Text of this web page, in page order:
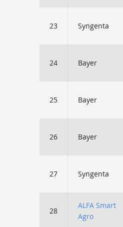
23 Syngenta
24 Bayer
25 Bayer
26 Bayer
27 Syngenta
28
ALFA Smart
Agro